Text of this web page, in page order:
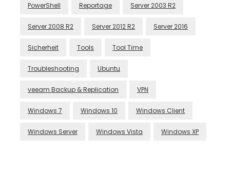
PowerShell Reportage Server 2003 R2
Server 2008 R2 Server 2012 R2 Server 2016
Sicherheit Tools Tool Time
Troubleshooting Ubuntu
veeam Backup & Replication VPN
Windows 7 Windows 10 Windows Client
Windows Server Windows Vista Windows XP